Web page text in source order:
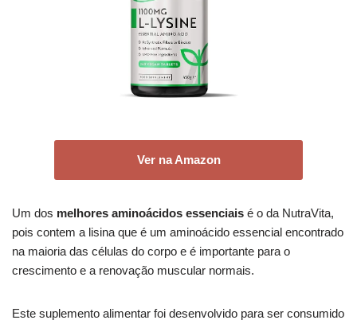
Ver na Amazon
Um dos melhores aminoácidos essenciais é o da NutraVita,
pois contem a lisina que é um aminoácido essencial encontrado
na maioria das células do corpo e é importante para o
crescimento e a renovação muscular normais.
Este suplemento alimentar foi desenvolvido para ser consumido